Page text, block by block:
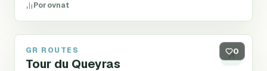
Porovnat
GR58 0
GR ROUTES
Tour du Queyras